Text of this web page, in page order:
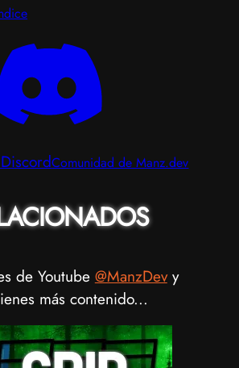
Comunidad de Manz.dev
de Youtube @ManzDevy
más contenido...